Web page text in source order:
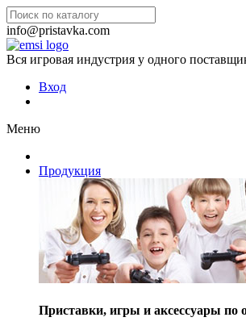
info@pristavka.com
Вся игровая индустрия у одного
Вход
Меню
Продукция
Приставки, игры и аксессуары по